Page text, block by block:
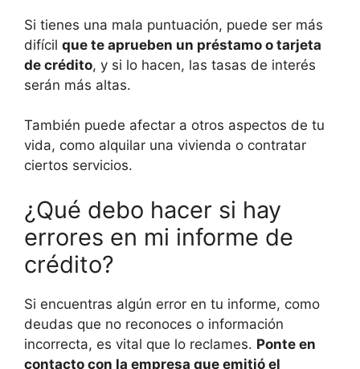
Si tienes una mala puntuación, puede ser más
difícil que te aprueben un préstamo o tarjeta
de crédito, y si lo hacen, las tasas de interés
serán más altas.
También puede afectar a otros aspectos de tu
vida, como alquilar una vivienda o contratar
ciertos servicios.
¿Qué debo hacer si hay
errores en mi informe de
crédito?
Si encuentras algún error en tu informe, como
deudas que no reconoces o información
incorrecta, es vital que lo reclames. Ponte en
contacto con la empresa que emitió el